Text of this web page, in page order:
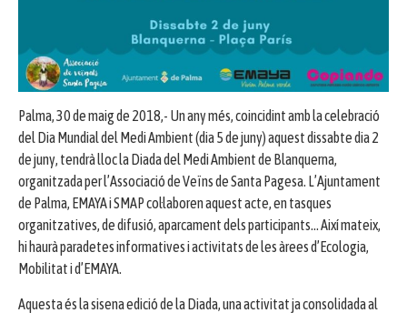
Palma, 30 de maig de 2018,- Un any més, coincidint amb la celebració
del Dia Mundial del Medi Ambient (dia 5 de juny) aquest dissabte dia 2
de juny, tendrà lloc la Diada del Medi Ambient de Blanquerna,
organitzada per l’Associació de Veïns de Santa Pagesa. L’Ajuntament
de Palma, EMAYA i SMAP col·laboren aquest acte, en tasques
organitzatives, de difusió, aparcament dels participants… Així mateix,
hi haurà paradetes informatives i activitats de les àrees d’Ecologia,
Mobilitat i d’EMAYA.
Aquesta és la sisena edició de la Diada, una activitat ja consolidada al